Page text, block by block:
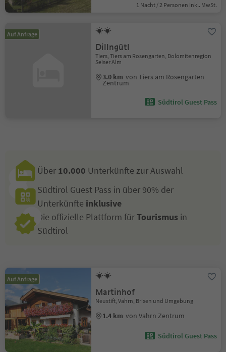
1 Nacht / 2 Personen Inkl. MwSt.
Auf Anfrage
Dillngütl
Tiers, Tiers am Rosengarten, Dolomitenregion
Seiser Alm
3.0 km von Tiers am Rosengarten
Zentrum
Südtirol Guest Pass
Über 10.000 Unterkünfte zur Auswahl
Südtirol Guest Pass in über 90% der
Unterkünfte inklusive
Die offizielle Plattform fürTourismus in
Südtirol
Auf Anfrage
Martinhof
Neustift, Vahrn, Brixen und Umgebung
1.4 km von Vahrn Zentrum
Südtirol Guest Pass